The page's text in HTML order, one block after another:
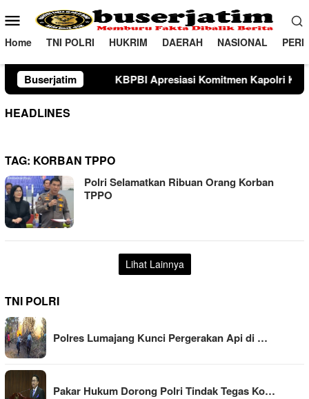
ke
konten
Menu
Mobile
Home TNI POLRI HUKRIM DAERAH NASIONAL
Buserjatim
KBPBI Apresiasi Komitmen Kapolri Kawal Aspirasi dalam
HEADLINES
TAG: KORBAN TPPO
Polri Selamatkan Ribuan Orang Korban
TPPO
Lihat Lainnya
TNI POLRI
Polres Lumajang Kunci Pergerakan Api di …
Pakar Hukum Dorong Polri Tindak Tegas Ko…